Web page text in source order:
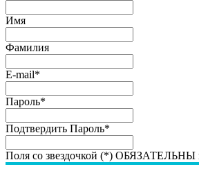
Имя
Фамилия
E-mail*
Пароль*
Подтвердить Пароль*
Поля со звездочкой (*) ОБЯЗАТЕЛЬНЫ